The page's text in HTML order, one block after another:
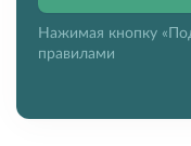
Нажимая кнопку
правилами